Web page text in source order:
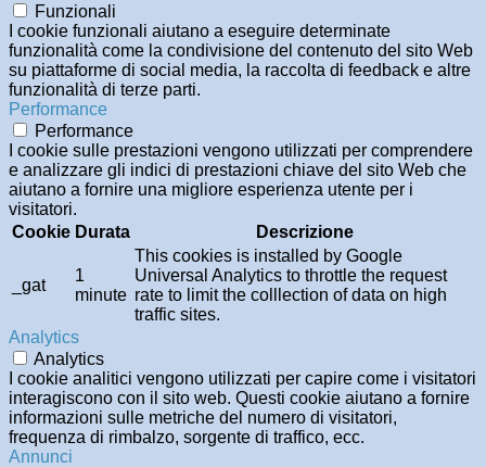
Funzionali
I cookie funzionali aiutano a eseguire determinate
funzionalità come la condivisione del contenuto del sito Web
su piattaforme di social media, la raccolta di feedback e altre
funzionalità di terze parti.
Performance
Performance
I cookie sulle prestazioni vengono utilizzati per comprendere
e analizzare gli indici di prestazioni chiave del sito Web che
aiutano a fornire una migliore esperienza utente per i
visitatori.
Cookie Durata Descrizione
_gat
1
minute
This cookies is installed by Google
Universal Analytics to throttle the request
rate to limit the colllection of data on high
traffic sites.
Analytics
Analytics
I cookie analitici vengono utilizzati per capire come i visitatori
interagiscono con il sito web. Questi cookie aiutano a fornire
informazioni sulle metriche del numero di visitatori,
frequenza di rimbalzo, sorgente di traffico, ecc.
Annunci